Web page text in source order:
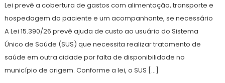
Lei prevê a cobertura de gastos com alimentação, transporte e
hospedagem do paciente e um acompanhante, se necessário
A Lei 15.390/26 prevê ajuda de custo ao usuário do Sistema
Único de Saúde (SUS) que necessita realizar tratamento de
saúde em outra cidade por falta de disponibilidade no
município de origem. Conforme a lei, o SUS […]